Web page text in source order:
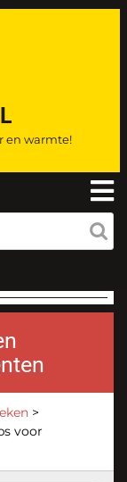
en warmte!
>
voor